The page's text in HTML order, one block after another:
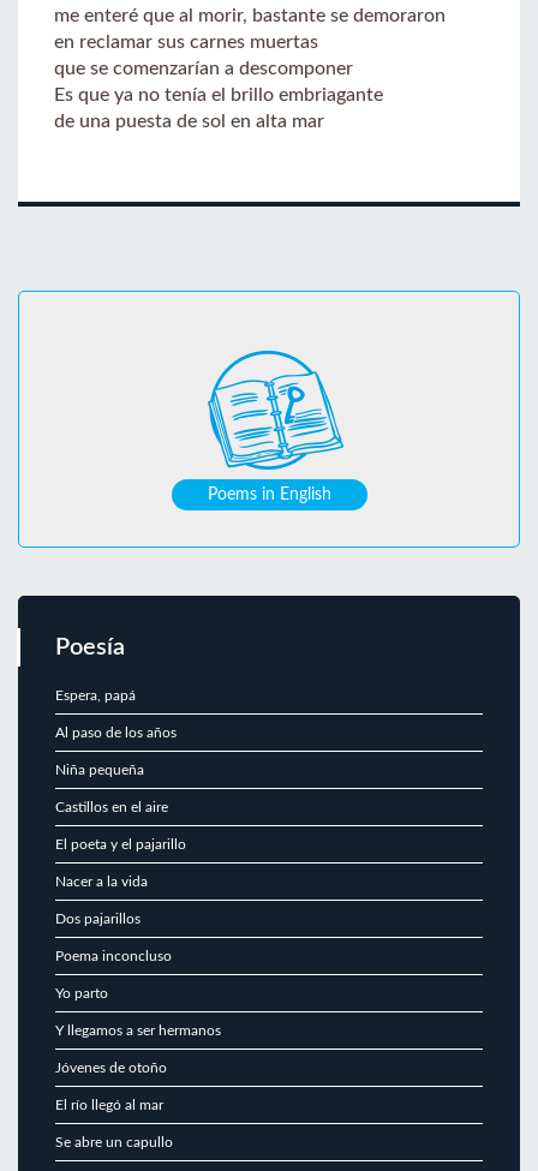
me enteré que al morir, bastante se demoraron
en reclamar sus carnes muertas
que se comenzarían a descomponer
Es que ya no tenía el brillo embriagante
de una puesta de sol en alta mar
Poems in English
Poesía
Espera, papá
Al paso de los años
Niña pequeña
Castillos en el aire
El poeta y el pajarillo
Nacer a la vida
Dos pajarillos
Poema inconcluso
Yo parto
Y llegamos a ser hermanos
Jóvenes de otoño
El río llegó al mar
Se abre un capullo